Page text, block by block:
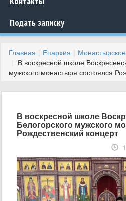
Подать записку
Главная Епархия
В воскресной школе
мужского монастыря состоялся
В воскресной школе
Белогорского мужского
Рождественский концерт